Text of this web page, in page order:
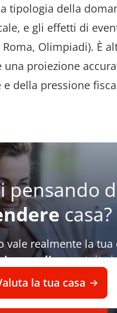
tipologia della
e gli effetti di
Olimpiadi). È
proiezione
e della pressione
pensando
casa?
vale realmente la tua
onlinegratuita
la tua casa